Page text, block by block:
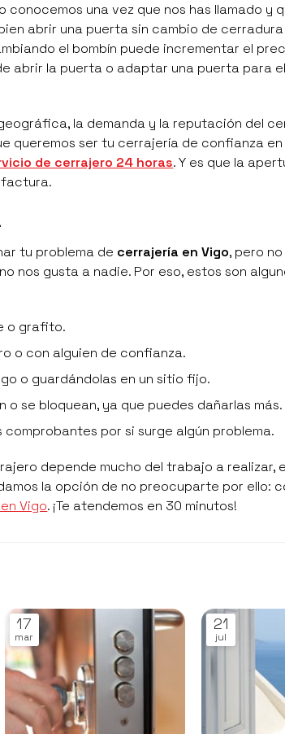
conocemos una vez que nos has llamado y
abrir una puerta sin cambio de
el bombín puede incrementar el
abrir la puerta o adaptar una puerta para el
la demanda y la reputación del
queremos ser tu cerrajería de confianza en
de cerrajero 24 horas. Y es que la
factura.
tu problema de cerrajería en Vigo, pero
nos gusta a nadie. Por eso, estos son
o grafito.
o con alguien de confianza.
o guardándolas en un sitio fijo.
se bloquean, ya que puedes dañarlas más.
por si surge algún problema.
depende mucho del trabajo a realizar,
la opción de no preocuparte por ello:
Vigo. ¡Te atendemos en 30 minutos!
17
mar
21
jul